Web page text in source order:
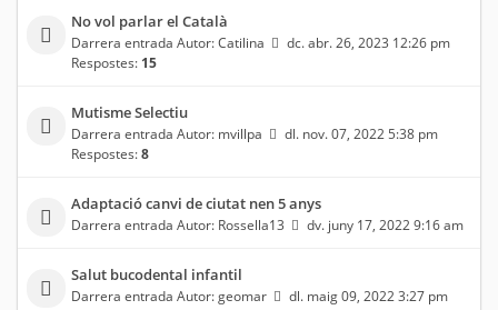
No vol parlar el Català
Darrera entrada Autor:Catilina
dc. abr. 26, 2023 12:26 pm
Respostes: 15
Mutisme Selectiu
Darrera entrada Autor: mvillpa
dl. nov. 07, 2022 5:38 pm
Respostes:8
Adaptació canvi de ciutat nen 5 anys
Darrera entrada Autor: Rossella13 dv. juny 17, 2022 9:16 am
Salut bucodental infantil
Darrera entrada Autor:geomar dl. maig 09, 2022 3:27 pm